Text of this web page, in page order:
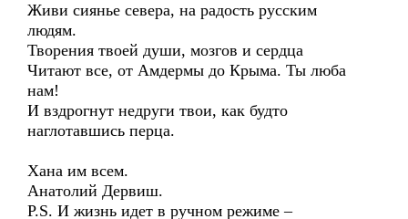
Живи сиянье севера, на радость русским
людям.
Творения твоей души, мозгов и сердца
Читают все, от Амдермы до Крыма. Ты люба
нам!
И вздрогнут недруги твои, как будто
наглотавшись перца.
Хана им всем.
Анатолий Дервиш.
P.S. И жизнь идет в ручном режиме –